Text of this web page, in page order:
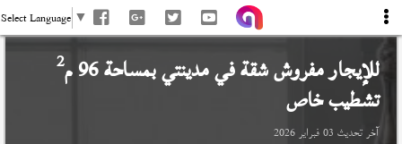
Select Language ▼
للإيجار مفروش شقة فيمدينتيبمساحة 96 م 2
تشطيب خاص
آخر تحديث 03 فبراير 2026